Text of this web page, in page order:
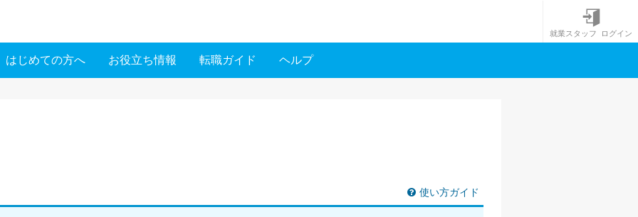
就業スタッフ ログイン
はじめての方へ お役立ち情報 転職ガイド ヘルプ
使い方ガイド